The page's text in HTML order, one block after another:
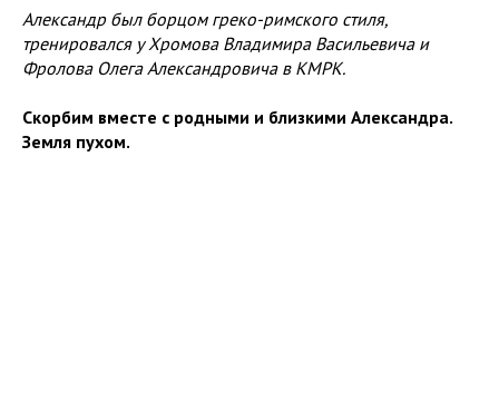
Александр был борцом греко-римского стиля,
тренировался у Хромова Владимира Васильевича и
Фролова Олега Александровича в КМРК.
Скорбим вместе с родными и близкими Александра.
Земля пухом.